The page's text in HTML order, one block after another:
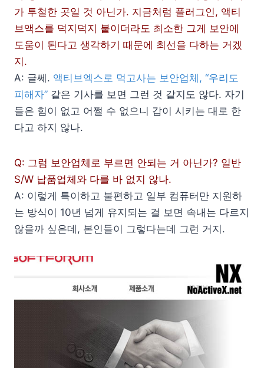
가 투철한 곳일 것 아닌가. 지금처럼 플러그인, 액티
브액스를 덕지덕지 붙이더라도 최소한 그게 보안에
도움이 된다고 생각하기 때문에 최선을 다하는 거겠
지.
A: 글쎄. 액티브엑스로 먹고사는 보안업체, “우리도
피해자” 같은 기사를 보면 그런 것 같지도 않다. 자기
들은 힘이 없고 어쩔 수 없으니 갑이 시키는 대로 한
다고 하지 않나.
Q: 그럼 보안업체로 부르면 안되는 거 아닌가? 일반
S/W 납품업체와 다를 바 없지 않나.
A: 이렇게 특이하고 불편하고 일부 컴퓨터만 지원하
는 방식이 10년 넘게 유지되는 걸 보면 속내는 다르지
않을까 싶은데, 본인들이 그렇다는데 그런 거지.